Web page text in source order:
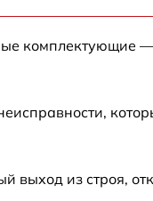
комплектующие
из строя,